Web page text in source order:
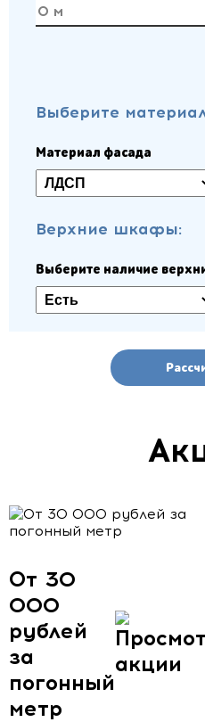
Выберите
Материал фасада
Верхние шкафы:
Выберите наличие
От 30
000
рублей
за
погонный
метр